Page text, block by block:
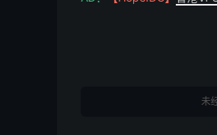
稳定带宽，无需担心
服务器部署于俄罗斯未